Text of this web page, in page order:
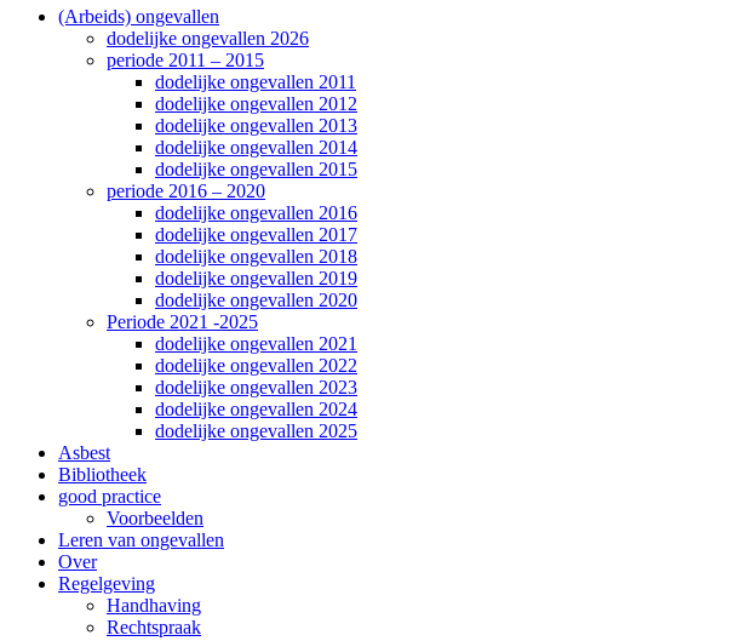
(Arbeids) ongevallen
dodelijke ongevallen 2026
periode 2011 – 2015
dodelijke ongevallen 2011
dodelijke ongevallen 2012
dodelijke ongevallen 2013
dodelijke ongevallen 2014
dodelijke ongevallen 2015
periode 2016 – 2020
dodelijke ongevallen 2016
dodelijke ongevallen 2017
dodelijke ongevallen 2018
dodelijke ongevallen 2019
dodelijke ongevallen 2020
Periode 2021 -2025
dodelijke ongevallen 2021
dodelijke ongevallen 2022
dodelijke ongevallen 2023
dodelijke ongevallen 2024
dodelijke ongevallen 2025
Asbest
Bibliotheek
good practice
Voorbeelden
Leren van ongevallen
Over
Regelgeving
Handhaving
Rechtspraak